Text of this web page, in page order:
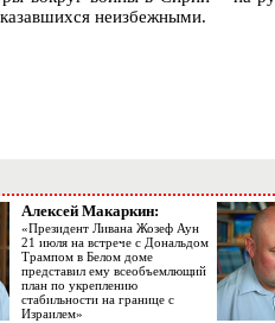
неизбежными.
Алексей Макаркин:
«Президент Ливана Жозеф Аун
21 июля на встрече с Дональдом
Трампом в Белом доме
представил ему всеобъемлющий
план по укреплению
стабильности на границе с
Израилем»